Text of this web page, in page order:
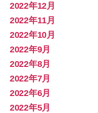
2022年12月
2022年11月
2022年10月
2022年9月
2022年8月
2022年7月
2022年6月
2022年5月